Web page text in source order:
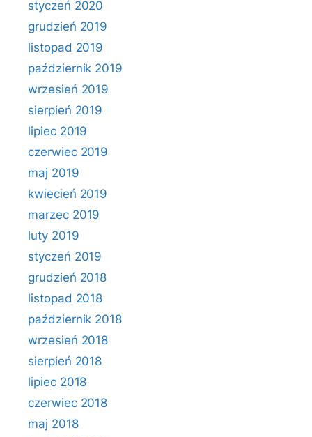
styczeń 2020
grudzień 2019
listopad 2019
październik 2019
wrzesień 2019
sierpień 2019
lipiec 2019
czerwiec 2019
maj 2019
kwiecień 2019
marzec 2019
luty 2019
styczeń 2019
grudzień 2018
listopad 2018
październik 2018
wrzesień 2018
sierpień 2018
lipiec 2018
czerwiec 2018
maj 2018